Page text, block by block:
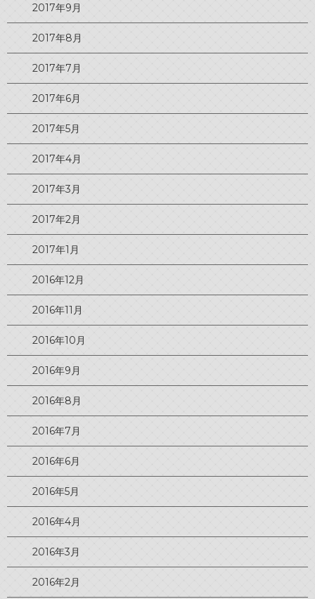
2017年9月
2017年8月
2017年7月
2017年6月
2017年5月
2017年4月
2017年3月
2017年2月
2017年1月
2016年12月
2016年11月
2016年10月
2016年9月
2016年8月
2016年7月
2016年6月
2016年5月
2016年4月
2016年3月
2016年2月